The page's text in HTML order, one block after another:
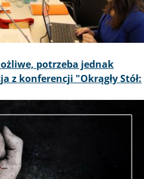
potrzeba jednak
z konferencji "Okrągły Stół: